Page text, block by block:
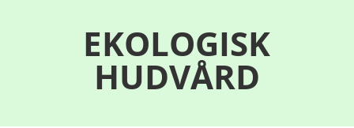
EKOLOGISK
HUDVÅRD